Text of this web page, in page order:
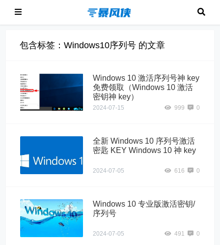
包含标签：Windows10序列号 的文章
Windows 10 激活序列号神 key
免费领取（Windows 10 激活
密钥神 key）
2024-07-15 999 0
全新 Windows 10 序列号激活
密匙 KEY Windows 10 神 key
2024-07-05 616 0
Windows 10 专业版激活密钥/
序列号
2024-07-05 491 0